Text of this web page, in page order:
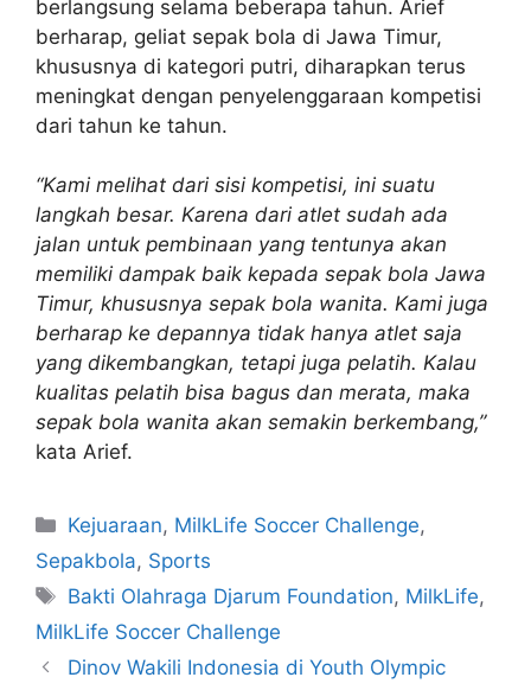
berlangsung selama beberapa tahun. Arief
berharap, geliat sepak bola di Jawa Timur,
khususnya di kategori putri, diharapkan terus
meningkat dengan penyelenggaraan kompetisi
dari tahun ke tahun.
“Kami melihat dari sisi kompetisi, ini suatu
langkah besar. Karena dari atlet sudah ada
jalan untuk pembinaan yang tentunya akan
memiliki dampak baik kepada sepak bola Jawa
Timur, khususnya sepak bola wanita. Kami juga
berharap ke depannya tidak hanya atlet saja
yang dikembangkan, tetapi juga pelatih. Kalau
kualitas pelatih bisa bagus dan merata, maka
sepak bola wanita akan semakin berkembang,”
kata Arief.
Kejuaraan, MilkLife Soccer Challenge,
Sepakbola, Sports
Bakti Olahraga Djarum Foundation, MilkLife,
MilkLife Soccer Challenge
Dinov Wakili Indonesia di Youth Olympic